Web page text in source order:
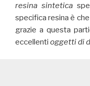
resina sintetica
specifica resina è
grazie a questa
eccellenti oggetti di